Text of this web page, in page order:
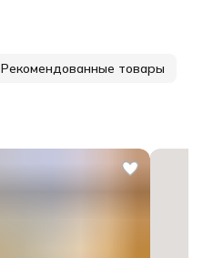
Рекомендованные товары